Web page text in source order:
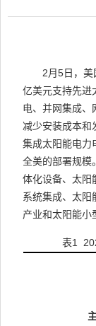
2月5日，
亿美元支持先进
电、并网集成、
减少安装成本和
集成太阳能电力
全美的部署规模
体化设备、太阳
系统集成、太阳
产业和太阳能小
表1